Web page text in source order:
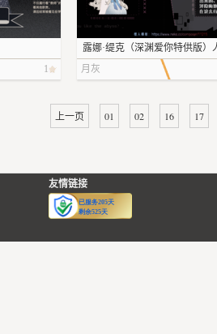
1
露娜·缇克（深渊爱你特供版）
月灰
上一页 01 02 16 17
友情链接